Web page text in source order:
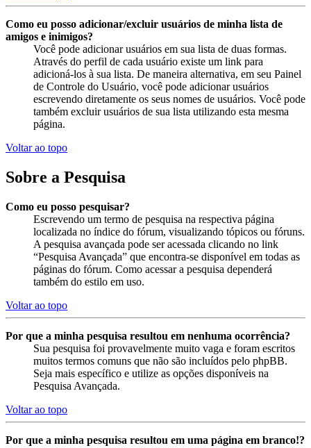
Como eu posso adicionar/excluir usuários de minha lista de
amigos e inimigos?
Você pode adicionar usuários em sua lista de duas formas.
Através do perfil de cada usuário existe um link para
adicioná-los à sua lista. De maneira alternativa, em seu Painel
de Controle do Usuário, você pode adicionar usuários
escrevendo diretamente os seus nomes de usuários. Você pode
também excluir usuários de sua lista utilizando esta mesma
página.
Voltar ao topo
Sobre a Pesquisa
Como eu posso pesquisar?
Escrevendo um termo de pesquisa na respectiva página
localizada no índice do fórum, visualizando tópicos ou fóruns.
A pesquisa avançada pode ser acessada clicando no link
“Pesquisa Avançada” que encontra-se disponível em todas as
páginas do fórum. Como acessar a pesquisa dependerá
também do estilo em uso.
Voltar ao topo
Por que a minha pesquisa resultou em nenhuma ocorrência?
Sua pesquisa foi provavelmente muito vaga e foram escritos
muitos termos comuns que não são incluídos pelo phpBB.
Seja mais específico e utilize as opções disponíveis na
Pesquisa Avançada.
Voltar ao topo
Por que a minha pesquisa resultou em uma página em branco!?